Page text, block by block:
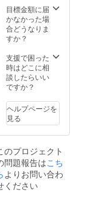
しま
す。 ・
郵送に
てお届
すの
で、住
所入力
にお間
ないよ
うご注
意くだ
さい。
目標金額に届
かなかった場
合どうなりま
すか？
支援で困った
時はどこに相
談したらいい
ですか？
ヘルプページを
見る
のプロジェクト
問題報告はこち
よりお問い合わ
ください